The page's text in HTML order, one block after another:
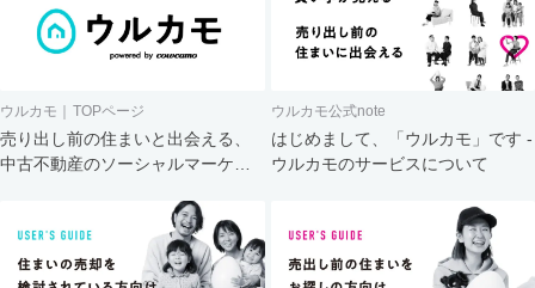
ウルカモ｜TOPページ
売り出し前の住まいと出会える、
中古不動産のソーシャルマーケッ
ウルカモ公式note
はじめまして、「ウルカモ」です -
ウルカモのサービスについて